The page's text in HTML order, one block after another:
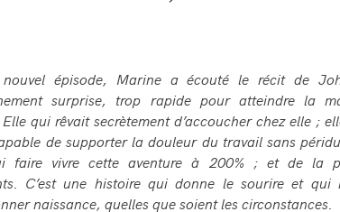
épisode, Marine a écouté le récit de
surprise, trop rapide pour atteindre la
qui rêvait secrètement d’accoucher chez elle ;
de supporter la douleur du travail sans
faire vivre cette aventure à 200% ; et de la
C’est une histoire qui donne le sourire et qui
naissance, quelles que soient les circonstances.